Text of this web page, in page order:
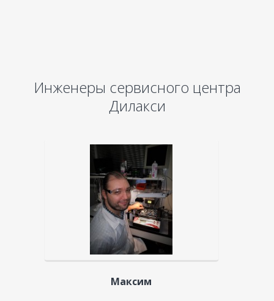
Инженеры сервисного центра
Дилакси
Максим